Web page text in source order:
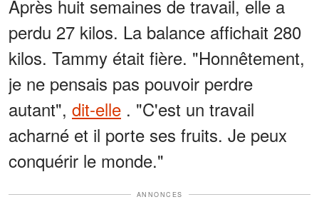
Après huit semaines de travail, elle a
perdu 27 kilos. La balance affichait 280
kilos. Tammy était fière. "Honnêtement,
je ne pensais pas pouvoir perdre
autant", dit-elle . "C'est un travail
acharné et il porte ses fruits. Je peux
conquérir le monde."
ANNONCES